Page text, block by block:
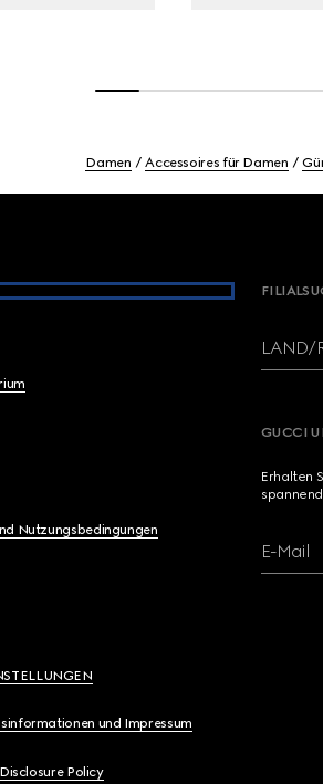
Damen Accessoires für Damen
Nutzungsbedingungen
und Impressum
Policy
LAND/
GUCCI
Erhalten
E-Mail